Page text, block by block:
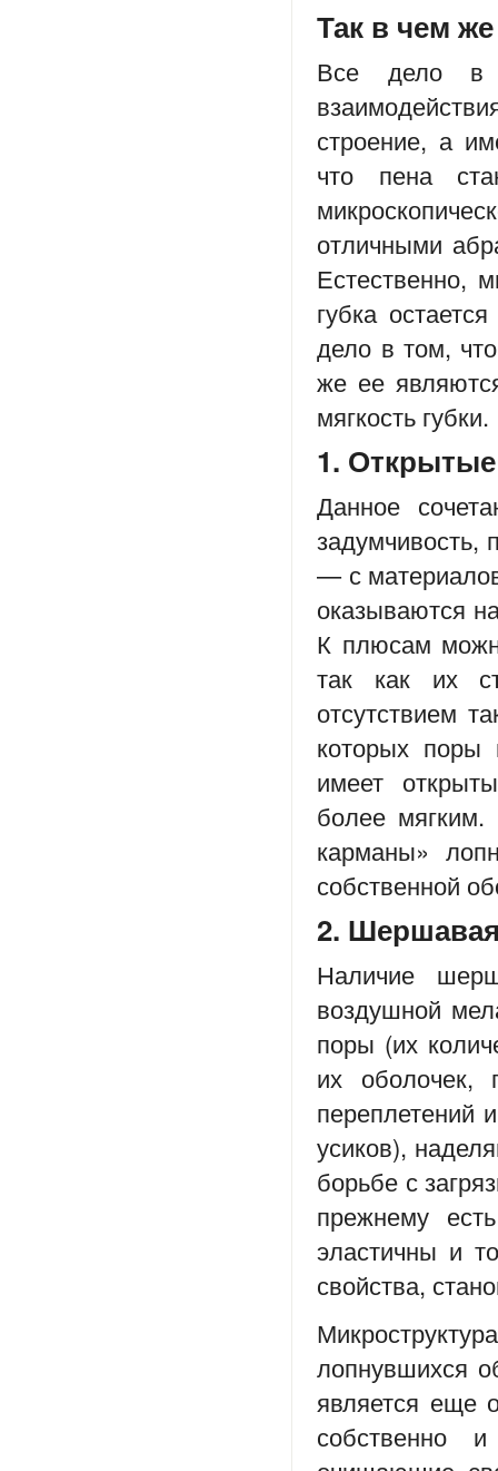
Так в чем
Все дело в
строение, а
что пена
отличными
Естественно,
губка
дело в том,
же ее
мягкость губки.
1.
Данное
задумчивость,
— с
оказываются
К плюсам
так как их
отсутствием
которых поры
имеет
более мягким.
карманы»
собственной
2.
Наличие
воздушной
поры (их
их оболочек,
переплетений
усиков),
борьбе с
прежнему
эластичны и
свойства,
лопнувшихся
является еще
собственно